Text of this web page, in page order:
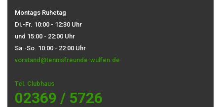
Montags Ruhetag
Di.-Fr. 10:00 - 12:30 Uhr
und 15:00 - 22:00 Uhr
Sa.-So. 10:00 - 22:00 Uhr
vorstand@tennisfreunde-wulfen.de
Tel. Clubhaus
02369 / 5726